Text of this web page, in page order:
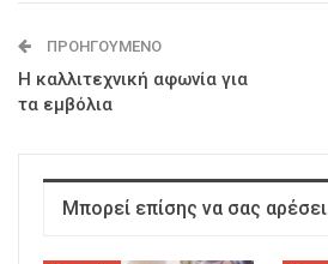
ΠΡΟΗΓΟΎΜΕΝΟ
Η καλλιτεχνική αφωνία για
τα εμβόλια
Μπορεί επίσης να σας αρέσει